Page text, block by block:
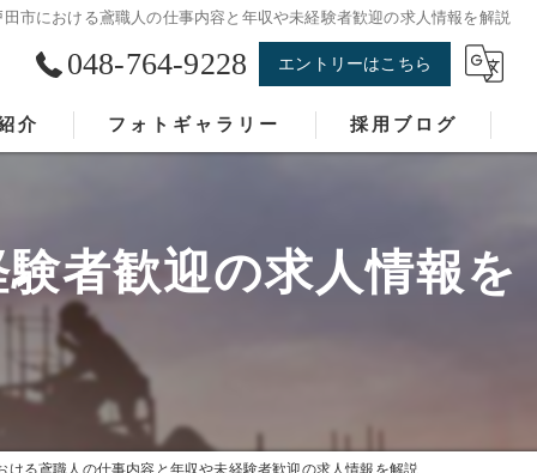
田市における鳶職人の仕事内容と年収や未経験者歓迎の求人情報を解説
048-764-9228 エントリーはこちら
介 フォトギャラリー 採用ブログ
者歓迎の求人情報を
ける鳶職人の仕事内容と年収や未経験者歓迎の求人情報を解説